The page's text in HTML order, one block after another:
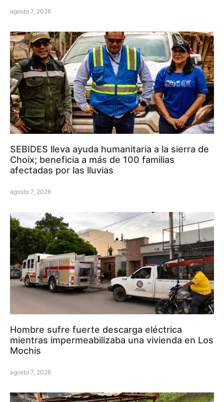
agosto 7, 2026
SEBIDES lleva ayuda humanitaria a la sierra de
Choix; beneficia a más de 100 familias
afectadas por las lluvias
agosto 7, 2026
Hombre sufre fuerte descarga eléctrica
mientras impermeabilizaba una vivienda en Los
Mochis
agosto 7, 2026